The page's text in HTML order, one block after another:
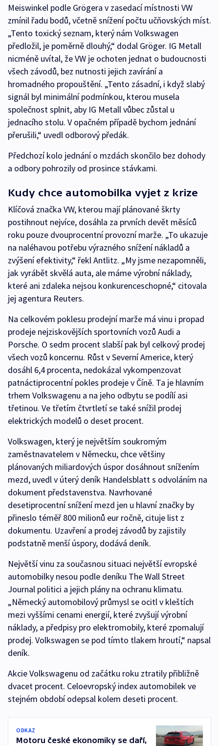
Meiswinkel podle Grögera v zasedací místnosti VW
zmínil řadu bodů, včetně snížení počtu učňovských míst.
„Tento toxický seznam, který nám Volkswagen
předložil, je poměrně dlouhý,“ dodal Gröger. IG Metall
nicméně uvítal, že VW je ochoten jednat o budoucnosti
všech závodů, bez nutnosti jejich zavírání a
hromadného propouštění. „Tento zásadní, i když slabý
signál byl minimální podmínkou, kterou musela
společnost splnit, aby IG Metall vůbec zůstal u
jednacího stolu. V opačném případě bychom jednání
přerušili,“ uvedl odborový předák.
Předchozí kolo jednání o mzdách skončilo bez dohody
a odbory pohrozily od prosince stávkami.
Kudy chce automobilka vyjet z krize
Klíčová značka VW, kterou mají plánované škrty
postihnout nejvíce, dosáhla za prvních devět měsíců
roku pouze dvouprocentní provozní marže. „To ukazuje
na naléhavou potřebu výrazného snížení nákladů a
zvýšení efektivity,“ řekl Antlitz. „My jsme nezapomněli,
jak vyrábět skvělá auta, ale máme výrobní náklady,
které ani zdaleka nejsou konkurenceschopné,“ citovala
jej agentura Reuters.
Na celkovém poklesu prodejní marže má vinu i propad
prodeje nejziskovějších sportovních vozů Audi a
Porsche. O sedm procent slabší pak byl celkový prodej
všech vozů koncernu. Růst v Severní Americe, který
dosáhl 6,4 procenta, nedokázal vykompenzovat
patnáctiprocentní pokles prodeje v Číně. Ta je hlavním
trhem Volkswagenu a na jeho odbytu se podílí asi
třetinou. Ve třetím čtvrtletí se také snížil prodej
elektrických modelů o deset procent.
Volkswagen, který je největším soukromým
zaměstnavatelem v Německu, chce většiny
plánovaných miliardových úspor dosáhnout snížením
mezd, uvedl v úterý deník Handelsblatt s odvoláním na
dokument představenstva. Navrhované
desetiprocentní snížení mezd jen u hlavní značky by
přineslo téměř 800 milionů eur ročně, cituje list z
dokumentu. Uzavření a prodej závodů by zajistily
podstatně menší úspory, dodává deník.
Největší vinu za současnou situaci největší evropské
automobilky nesou podle deníku The Wall Street
Journal politici a jejich plány na ochranu klimatu.
„Německý automobilový průmysl se ocitl v kleštích
mezi vyššími cenami energií, které zvyšují výrobní
náklady, a předpisy pro elektromobily, které zpomalují
prodej. Volkswagen se pod tímto tlakem hroutí,“ napsal
deník.
Akcie Volkswagenu od začátku roku ztratily přibližně
dvacet procent. Celoevropský index automobilek ve
stejném období odepsal kolem deseti procent.
ODKAZ
Motoru české ekonomiky se daří,